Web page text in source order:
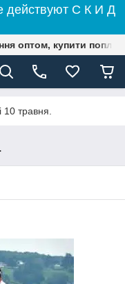
действуют С К И Д
оптом, купити
10 травня.